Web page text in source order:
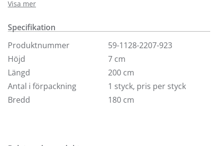
kuvertsöm och broderad logo. En ytmjuk och följsam
bäddmadrass med spännande design. Höjd på
bäddmadrass 7 cm.
Visa mer
Specifikation
Produktnummer
59-1128-2207-923
Höjd
7 cm
Längd
200 cm
Antal i förpackning
1 styck, pris per styck
Bredd
180 cm